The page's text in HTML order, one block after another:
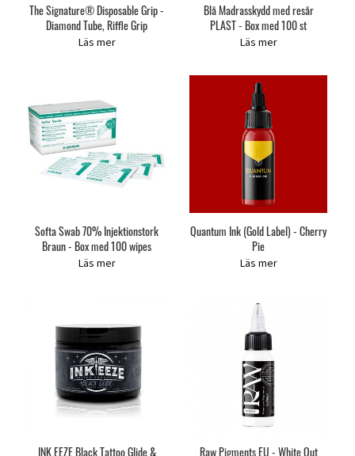
The Signature® Disposable Grip -
Diamond Tube, Riffle Grip
Läs mer
Blå Madrasskydd med resår
PLAST - Box med 100 st
Läs mer
Softa Swab 70% Injektionstork
Braun - Box med 100 wipes
Läs mer
Quantum Ink (Gold Label) - Cherry
Pie
Läs mer
INK EEZE Black Tattoo Glide & Raw Pigments EU - White Out